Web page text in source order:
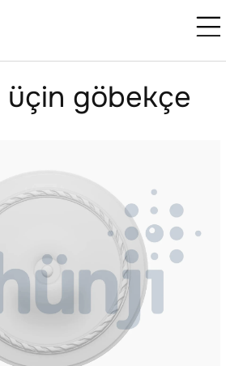
üçin göbekçe